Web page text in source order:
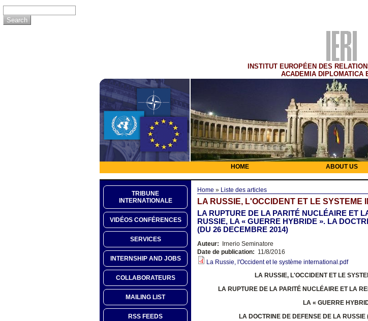
INSTITUT EUROPÉEN DES
ACADEMIA DIPLOMATICA
HOME ABOUT US
TRIBUNE
INTERNATIONALE
VIDÉOS CONFÉRENCES
SERVICES
INTERNSHIP AND JOBS
COLLABORATEURS
MAILING LIST
RSS FEEDS
Home » Liste des articles
LA RUSSIE, L'OCCIDENT ET LE SYSTEME
LA RUPTURE DE LA PARITÉ NUCLÉAIRE ET
RUSSIE, LA « GUERRE HYBRIDE ». LA
(DU 26 DECEMBRE 2014)
Auteur: Irnerio Seminatore
Date de publication: 11/8/2016
La Russie, l'Occident et le système international.pdf
LA RUSSIE, L'OCCIDENT ET LE
LA RUPTURE DE LA PARITÉ NUCLÉAIRE ET LA
LA « GUERRE
LA DOCTRINE DE DEFENSE DE LA